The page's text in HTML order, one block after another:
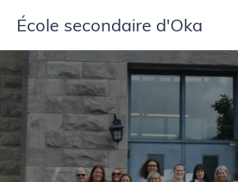
École secondaire d'Oka